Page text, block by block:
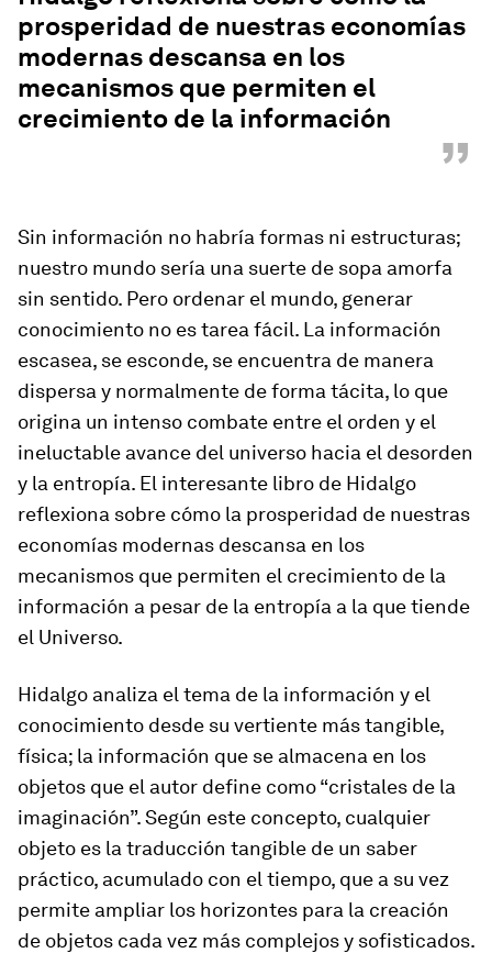
prosperidad de nuestras economías
modernas descansa en los
mecanismos que permiten el
crecimiento de la información
”
Sin información no habría formas ni estructuras;
nuestro mundo sería una suerte de sopa amorfa
sin sentido. Pero ordenar el mundo, generar
conocimiento no es tarea fácil. La información
escasea, se esconde, se encuentra de manera
dispersa y normalmente de forma tácita, lo que
origina un intenso combate entre el orden y el
ineluctable avance del universo hacia el desorden
y la entropía. El interesante libro de Hidalgo
reflexiona sobre cómo la prosperidad de nuestras
economías modernas descansa en los
mecanismos que permiten el crecimiento de la
información a pesar de la entropía a la que tiende
el Universo.
Hidalgo analiza el tema de la información y el
conocimiento desde su vertiente más tangible,
física; la información que se almacena en los
objetos que el autor define como “cristales de la
imaginación”. Según este concepto, cualquier
objeto es la traducción tangible de un saber
práctico, acumulado con el tiempo, que a su vez
permite ampliar los horizontes para la creación
de objetos cada vez más complejos y sofisticados.